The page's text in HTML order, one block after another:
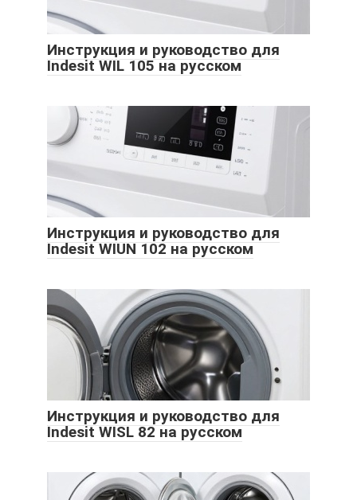
Инструкция и руководство для
Indesit WIL 105 на русском
Инструкция и руководство для
Indesit WIUN 102 на русском
Инструкция и руководство для
Indesit WISL 82 на русском